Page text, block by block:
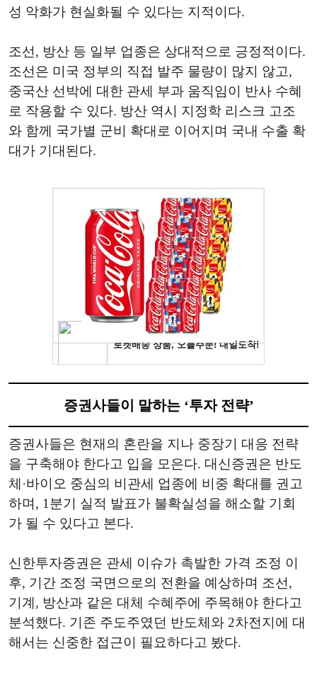
성 악화가 현실화될 수 있다는 지적이다.
조선, 방산 등 일부 업종은 상대적으로 긍정적이다.
조선은 미국 정부의 직접 발주 물량이 많지 않고,
중국산 선박에 대한 관세 부과 움직임이 반사 수혜
로 작용할 수 있다. 방산 역시 지정학 리스크 고조
와 함께 국가별 군비 확대로 이어지며 국내 수출 확
대가 기대된다.
증권사들이 말하는 ‘투자 전략’
증권사들은 현재의 혼란을 지나 중장기 대응 전략
을 구축해야 한다고 입을 모은다. 대신증권은 반도
체·바이오 중심의 비관세 업종에 비중 확대를 권고
하며, 1분기 실적 발표가 불확실성을 해소할 기회
가 될 수 있다고 본다.
신한투자증권은 관세 이슈가 촉발한 가격 조정 이
후, 기간 조정 국면으로의 전환을 예상하며 조선,
기계, 방산과 같은 대체 수혜주에 주목해야 한다고
분석했다. 기존 주도주였던 반도체와 2차전지에 대
해서는 신중한 접근이 필요하다고 봤다.